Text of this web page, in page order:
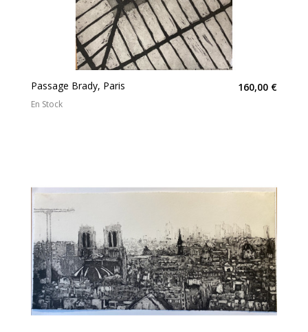
Passage Brady, Paris 160,00 €
En Stock